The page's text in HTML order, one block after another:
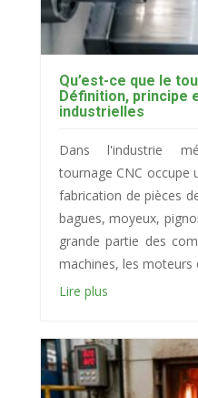
Qu’est-ce que le
Définition, principe
industrielles
Dans l'industrie
tournage CNC occupe
fabrication de pièces
bagues, moyeux,
grande partie des
machines, les moteurs
Lire plus